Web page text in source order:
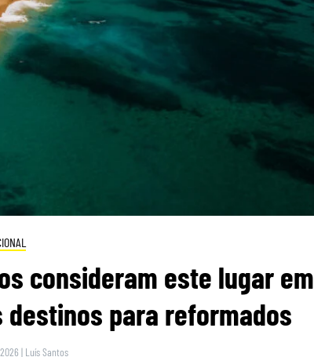
consideram este lugar em
para reformados
| Luís Santos